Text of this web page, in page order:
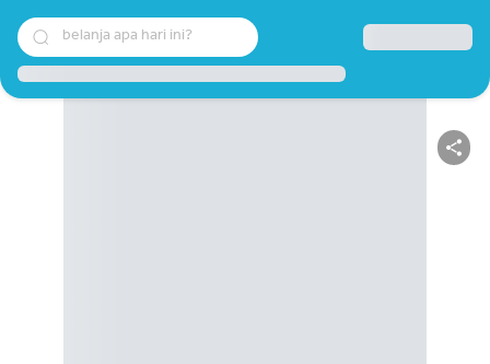
belanja apa hari ini?